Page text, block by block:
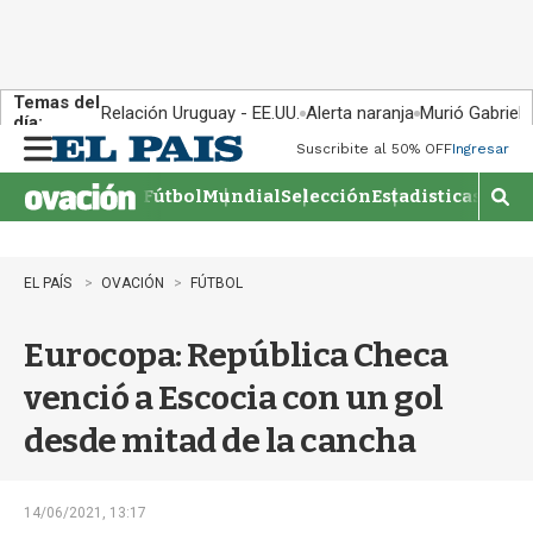
Temas del
día:
Relación Uruguay - EE.UU. Alerta naranja Murió Gabriel
n
u
Suscribite al 50% OFFIngresar
FútbolMundialSelecciónEstadisticas
M
o
EL PAÍS OVACIÓN FÚTBOL
Eurocopa: República Checa
venció a Escocia con un gol
desde mitad de la cancha
14/06/2021, 13:17